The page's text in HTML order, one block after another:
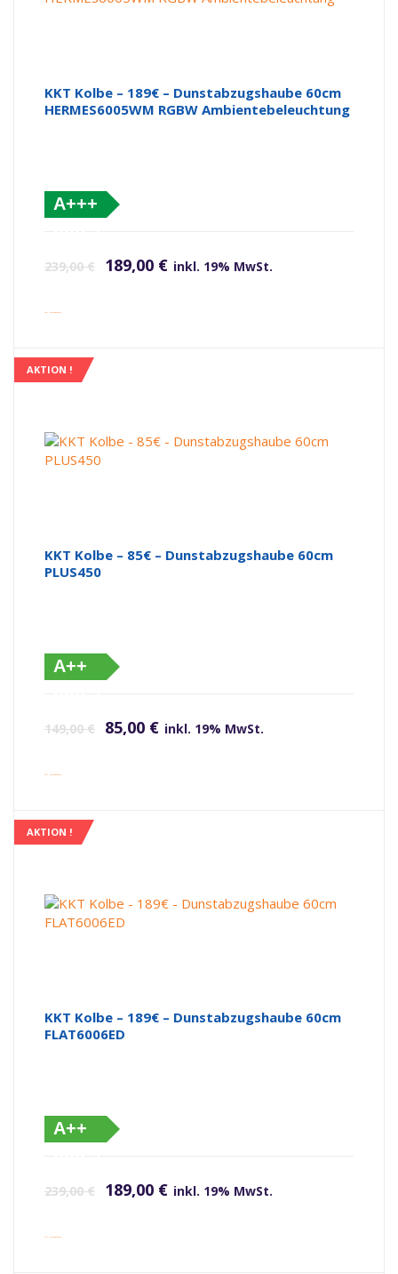
KKT Kolbe – 189€ – Dunstabzugshaube 60cm
HERMES6005WM RGBW Ambientebeleuchtung
A+++
239,00€ 189,00 € inkl. 19% MwSt.
inkl. Versandkosten
AKTION !
KKT Kolbe – 85€ – Dunstabzugshaube 60cm
PLUS450
A++
149,00€ 85,00 € inkl. 19% MwSt.
inkl. Versandkosten
AKTION !
KKT Kolbe – 189€ – Dunstabzugshaube 60cm
FLAT6006ED
A++
239,00€ 189,00 € inkl. 19% MwSt.
inkl. Versandkosten